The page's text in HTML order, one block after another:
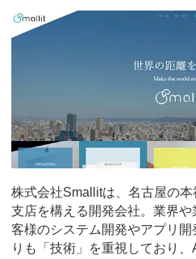
株式会社Smallitは、名古屋の
支店を構える開発会社。業界
客様のシステム開発やアプリ
りも「技術」を重視しており